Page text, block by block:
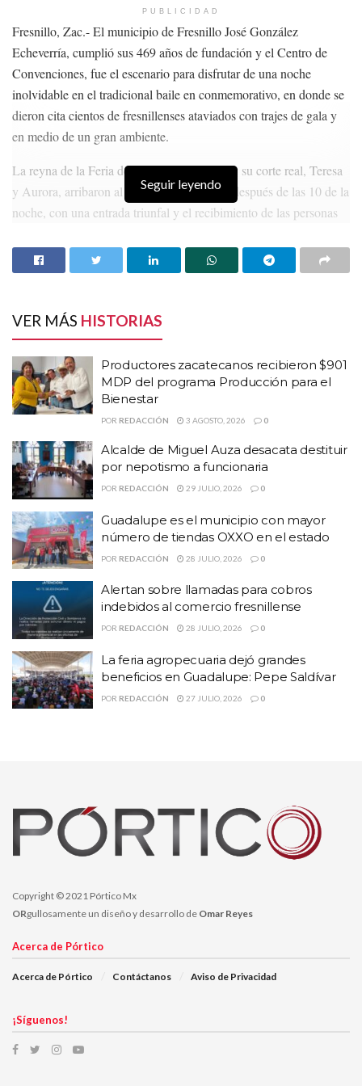
PUBLICIDAD
Fresnillo, Zac.- El municipio de Fresnillo José González
Echeverría, cumplió sus 469 años de fundación y el Centro de
Convenciones, fue el escenario para disfrutar de una noche
inolvidable en el tradicional baile en conmemorativo, en donde se
dieron cita cientos de fresnillenses ataviados con trajes de gala y
en medio de un gran ambiente.
La reyna de la Feria de Fresnillo, Karely I, y su corte real, Teresa
y Aurora, arribaron al salón pocos minutos después de las 10 de la
noche, con una entrada triunfal y el recibimiento de las personas
HISTORIAS RELACIONADAS
Productores zacatecanos recibieron $901 MDP
del programa Producción para el Bienestar
Alcalde de Miguel Auza desacata destituir por
nepotismo a funcionaria
Guadalupe es el municipio con mayor número de
tiendas OXXO en el estado
presentes.
Los primeros en comenzar la noche baile fueron Casino Show,
quienes con música lenta motivaron a varias parejas a bailar.
Seguir leyendo
VER MÁS HISTORIAS
Productores zacatecanos recibieron $901
MDP del programa Producción para el
Bienestar
POR REDACCIÓN 3 AGOSTO, 2026 0
Alcalde de Miguel Auza desacata destituir
por nepotismo a funcionaria
POR REDACCIÓN 29 JULIO, 2026 0
Guadalupe es el municipio con mayor
número de tiendas OXXO en el estado
POR REDACCIÓN 28 JULIO, 2026 0
Alertan sobre llamadas para cobros
indebidos al comercio fresnillense
POR REDACCIÓN 28 JULIO, 2026 0
La feria agropecuaria dejó grandes
beneficios en Guadalupe: Pepe Saldívar
POR REDACCIÓN 27 JULIO, 2026 0
Copyright © 2021 Pórtico Mx
ORgullosamente un diseño y desarrollo de Omar Reyes
Acerca de Pórtico
Acerca de Pórtico Contáctanos Aviso de Privacidad
¡Síguenos!